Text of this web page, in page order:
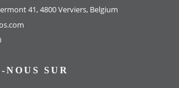
41, 4800 Verviers, Belgium
NOUS SUR